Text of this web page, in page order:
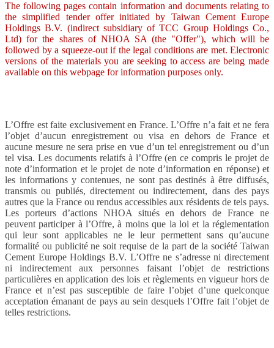
The following pages contain information and documents relating to
the simplified tender offer initiated by Taiwan Cement Europe
Holdings B.V. (indirect subsidiary of TCC Group Holdings Co.,
Ltd) for the shares of NHOA SA (the "Offer"), which will be
followed by a squeeze-out if the legal conditions are met. Electronic
versions of the materials you are seeking to access are being made
available on this webpage for information purposes only.
L’Offre est faite exclusivement en France. L’Offre n’a fait et ne fera
l’objet d’aucun enregistrement ou visa en dehors de France et
aucune mesure ne sera prise en vue d’un tel enregistrement ou d’un
tel visa. Les documents relatifs à l’Offre (en ce compris le projet de
note d’information et le projet de note d’information en réponse) et
les informations y contenues, ne sont pas destinés à être diffusés,
transmis ou publiés, directement ou indirectement, dans des pays
autres que la France ou rendus accessibles aux résidents de tels pays.
Les porteurs d’actions NHOA situés en dehors de France ne
peuvent participer à l’Offre, à moins que la loi et la réglementation
qui leur sont applicables ne le leur permettent sans qu’aucune
formalité ou publicité ne soit requise de la part de la société Taiwan
Cement Europe Holdings B.V. L’Offre ne s’adresse ni directement
ni indirectement aux personnes faisant l’objet de restrictions
particulières en application des lois et règlements en vigueur hors de
France et n’est pas susceptible de faire l’objet d’une quelconque
acceptation émanant de pays au sein desquels l’Offre fait l’objet de
telles restrictions.